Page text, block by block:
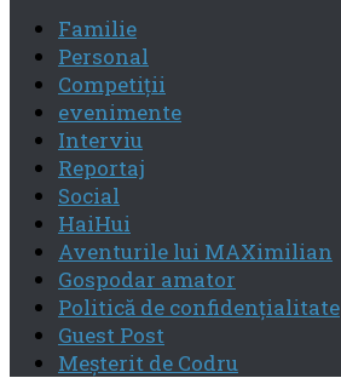
Familie
Personal
Competiţii
evenimente
Interviu
Reportaj
Social
HaiHui
Aventurile lui MAXimilian
Gospodar amator
Politică de confidenţialitate
Guest Post
Meşterit de Codru